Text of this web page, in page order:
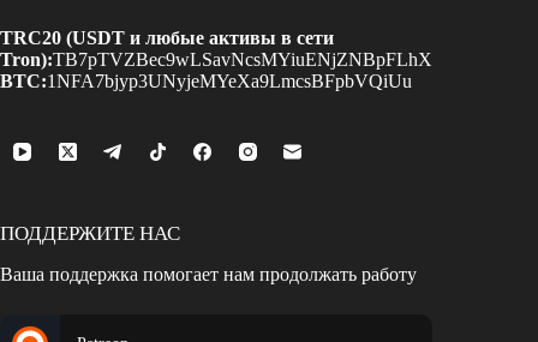
TRC20 (USDT и любые активы в сети
Tron):TB7pTVZBec9wLSavNcsMYiuENjZNBpFLhX
BTC:1NFA7bjyp3UNyjeMYeXa9LmcsBFpbVQiUu
ПОДДЕРЖИТЕ НАС
Ваша поддержка помогает нам продолжать работу